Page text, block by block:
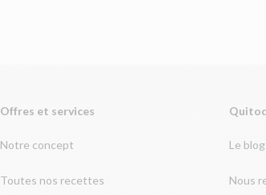
Offres et services
Notre concept
Toutes nos recettes
Le blog
Nous